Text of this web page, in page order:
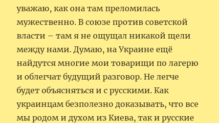
уважаю, как она там преломилась
мужественно. В союзе против советской
власти – там я не ощущал никакой щели
между нами. Думаю, на Украине ещё
найдутся многие мои товарищи по лагерю
и облегчат будущий разговор. Не легче
будет объясняться и с русскими. Как
украинцам безполезно доказывать, что все
мы родом и духом из Киева, так и русские